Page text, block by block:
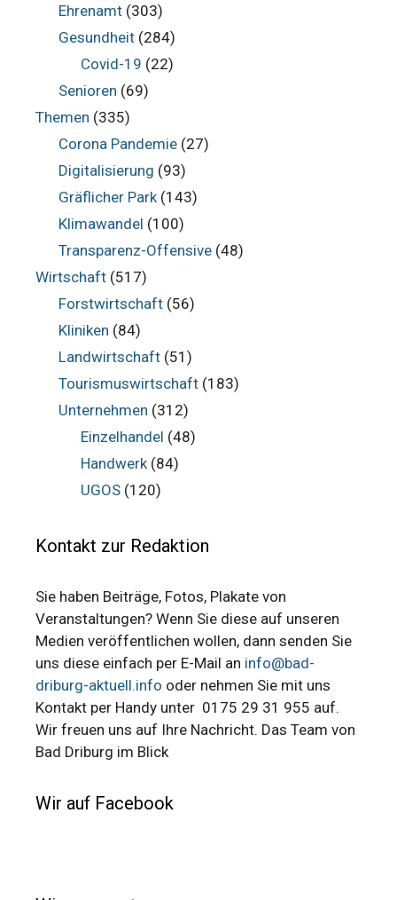
Ehrenamt(303)
Gesundheit(284)
Covid-19 (22)
Senioren (69)
Themen (335)
Corona Pandemie(27)
Digitalisierung (93)
Gräflicher Park(143)
Klimawandel (100)
Transparenz-Offensive(48)
Wirtschaft (517)
Forstwirtschaft(56)
Kliniken (84)
Landwirtschaft(51)
Tourismuswirtschaft(183)
Unternehmen (312)
Einzelhandel (48)
Handwerk (84)
UGOS (120)
Kontakt zur Redaktion
Sie haben Beiträge, Fotos, Plakate von
Veranstaltungen? Wenn Sie diese auf unseren
Medien veröffentlichen wollen, dann senden Sie
uns diese einfach per E-Mail an info@bad-
driburg-aktuell.info oder nehmen Sie mit uns
Kontakt per Handy unter 0175 29 31 955 auf.
Wir freuen uns auf Ihre Nachricht. Das Team von
Bad Driburg im Blick
Wir auf Facebook